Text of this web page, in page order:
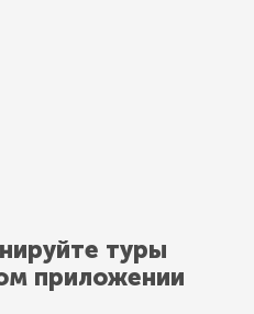
туры
приложении